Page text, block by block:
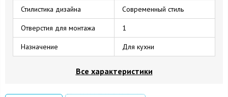
Стилистика дизайна Современный стиль
Отверстия для монтажа 1
Назначение Для кухни
Все характеристики